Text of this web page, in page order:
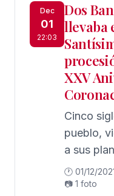
Dec
01
22:03
Dos
llevaba
XXV
Cinco
pueblo,
a sus
🕐 01/12/
📷 1 foto